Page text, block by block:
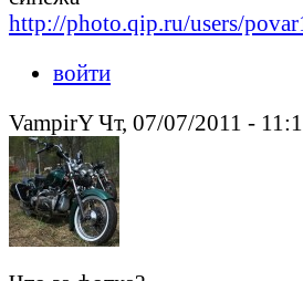
http://photo.qip.ru/users/
войти
VampirY Чт, 07/07/2011 -